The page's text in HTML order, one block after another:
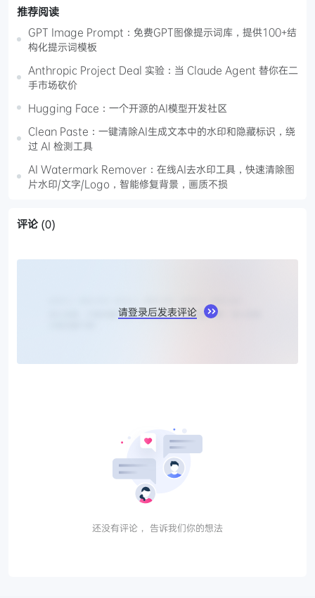
推荐阅读
GPT Image Prompt：免费GPT图像提示词库，提供100+结
构化提示词模板
Anthropic Project Deal 实验：当 Claude Agent 替你在二
手市场砍价
Hugging Face：一个开源的AI模型开发社区
Clean Paste：一键清除AI生成文本中的水印和隐藏标识，绕
过 AI 检测工具
AI Watermark Remover：在线AI去水印工具，快速清除图
片水印/文字/Logo，智能修复背景，画质不损
评论 (0)
请登录后发表评论
还没有评论， 告诉我们你的想法